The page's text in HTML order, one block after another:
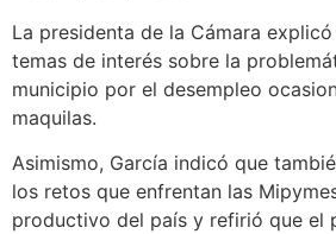
La presidenta de la Cámara
temas de interés sobre la
municipio por el desempleo
maquilas.
Asimismo, García indicó que
los retos que enfrentan las
productivo del país y refirió que el